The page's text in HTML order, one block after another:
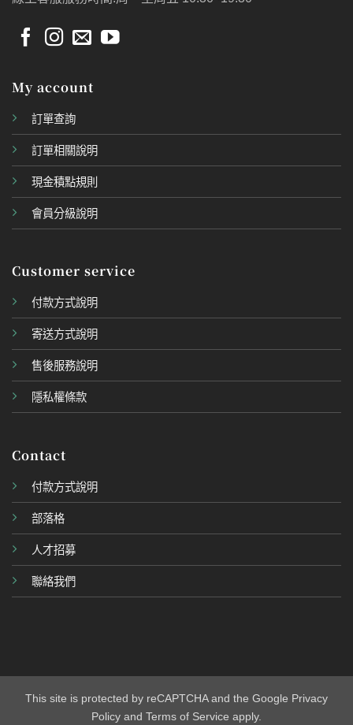
My account
訂單查詢
訂單相關說明
現金積點規則
會員分級說明
Customer service
付款方式說明
寄送方式說明
售後服務說明
隱私權條款
Contact
付款方式說明
部落格
人才招募
聯絡我們
This site is protected by reCAPTCHA and the Google Privacy
Policy and Terms of Service apply.